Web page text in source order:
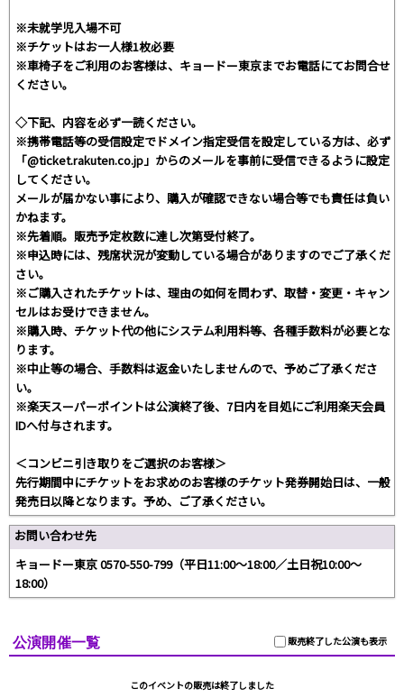
※未就学児入場不可
※チケットはお一人様1枚必要
※車椅子をご利用のお客様は、キョードー東京までお電話にてお問合せ
ください。
◇下記、内容を必ず一読ください。
※携帯電話等の受信設定でドメイン指定受信を設定している方は、必ず
「@ticket.rakuten.co.jp」からのメールを事前に受信できるように設定
してください。
メールが届かない事により、購入が確認できない場合等でも責任は負い
かねます。
※先着順。販売予定枚数に達し次第受付終了。
※申込時には、残席状況が変動している場合がありますのでご了承くだ
さい。
※ご購入されたチケットは、理由の如何を問わず、取替・変更・キャン
セルはお受けできません。
※購入時、チケット代の他にシステム利用料等、各種手数料が必要とな
ります。
※中止等の場合、手数料は返金いたしませんので、予めご了承くださ
い。
※楽天スーパーポイントは公演終了後、7日内を目処にご利用楽天会員
IDへ付与されます。
＜コンビニ引き取りをご選択のお客様＞
先行期間中にチケットをお求めのお客様のチケット発券開始日は、一般
発売日以降となります。予め、ご了承ください。
お問い合わせ先
キョードー東京 0570-550-799（平日11:00〜18:00／土日祝10:00〜
18:00）
販売終了した公演も表示
公演開催一覧
このイベントの販売は終了しました